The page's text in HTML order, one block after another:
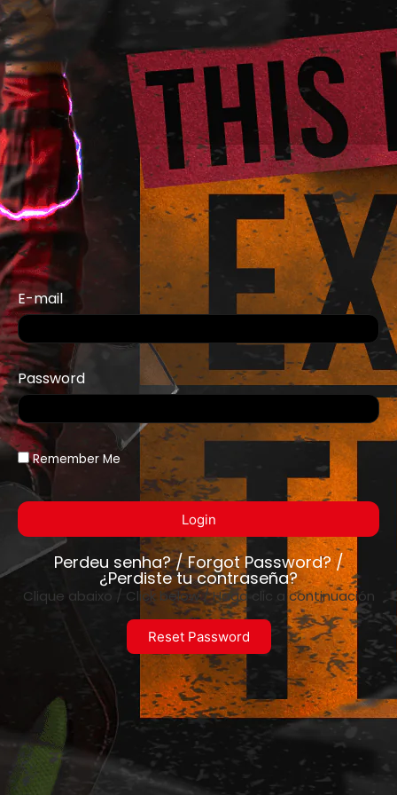
E-mail
Password
Remember Me
Login
Perdeu senha? / Forgot Password? /
¿Perdiste tu contraseña?
Clique abaixo / Click below / Haga clic a continuación
Reset Password